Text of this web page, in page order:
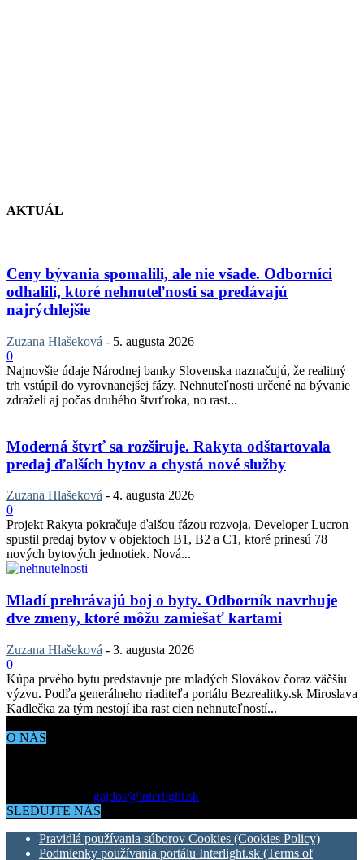
AKTUÁL
Ceny bývania spomalili, ale nie všade. Odborníci
odhalili, ktoré nehnuteľnosti sa predávajú
najrýchlejšie
Zuzana Hlašeková - 5. augusta 2026
0
Najnovšie údaje Národnej banky Slovenska naznačujú, že realitný
trh vstúpil do vyrovnanejšej fázy. Nehnuteľnosti určené na bývanie
zdraželi aj počas druhého štvrťroka, no rast...
Moderná štvrť sa rozširuje. Rakyta odštartovala
predaj ďalších bytov a chystá nové služby
Zuzana Hlašeková - 4. augusta 2026
0
Projekt Rakyta pokračuje ďalšou fázou rozvoja. Developer Lucron
spustil predaj bytov v objektoch B1, B2 a C1, ktoré prinesú 78
nových bytových jednotiek. Nová...
Mladí prehrávajú boj o byty. Odborník navrhuje
dve zmeny, ktoré môžu zamiešať kartami
Zuzana Hlašeková - 3. augusta 2026
0
Kúpa prvého bytu predstavuje pre mladých Slovákov čoraz väčšiu
výzvu. Podľa generálneho riaditeľa portálu Bezrealitky.sk Miroslava
Kadlečka za tým nestojí iba rast cien nehnuteľností...
O NÁS
gajdos@interlight.sk
SLEDUJTE NÁS
Pravidlá používania súborov Cookies (Cookies Policy)
Podmienky používania portálu Interlight.sk (Terms of